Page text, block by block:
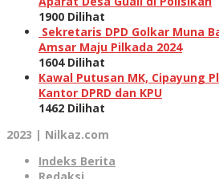
1900 Dilihat
Sekretaris DPD Golkar Muna
Amsar Maju Pilkada 2024
1604 Dilihat
Kawal Putusan MK, Cipayung
Kantor DPRD dan KPU
1462 Dilihat
2023 | Nilkaz.com
Indeks Berita